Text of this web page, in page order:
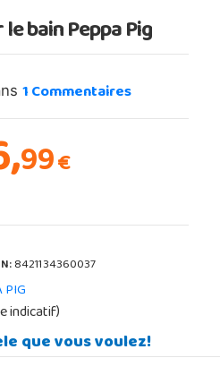
bain Peppa Pig
1Commentaires
99€
8421134360037
PIG
indicatif)
que vous voulez!